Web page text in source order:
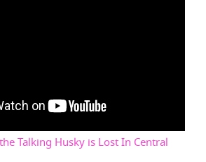
Talking Husky is Lost In Central